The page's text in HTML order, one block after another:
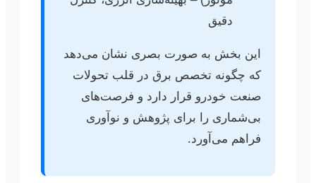
دقیق
این بخش به صورت بصری نشان می‌دهد
که چگونه تخصص برق در قلب تحولات
صنعت خودرو قرار دارد و فرصت‌های
بی‌شماری را برای پژوهش و نوآوری
فراهم می‌آورد.